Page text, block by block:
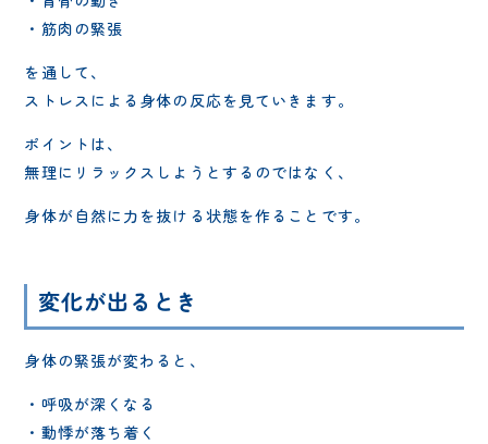
・筋肉の緊張
を通して、
ストレスによる身体の反応を見ていきます。
ポイントは、
無理にリラックスしようとするのではなく、
身体が自然に力を抜ける状態を作ることです。
変化が出るとき
身体の緊張が変わると、
・呼吸が深くなる
・動悸が落ち着く